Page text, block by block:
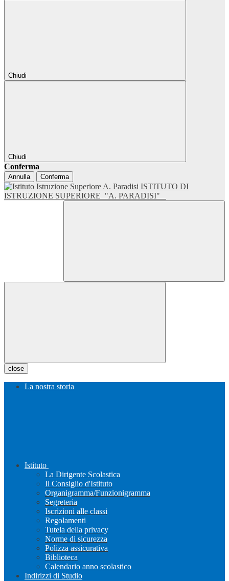
Chiudi
Chiudi
Conferma
Annulla Conferma
ISTITUTO DI
ISTRUZIONE SUPERIORE "A. PARADISI"
close
La nostra storia
Istituto
La Dirigente Scolastica
Il Consiglio d'Istituto
Organigramma/Funzionigramma
Segreteria
Iscrizioni alle classi
Regolamenti
Tutela della privacy
Norme di sicurezza
Polizza assicurativa
Biblioteca
Calendario anno scolastico
Indirizzi di Studio